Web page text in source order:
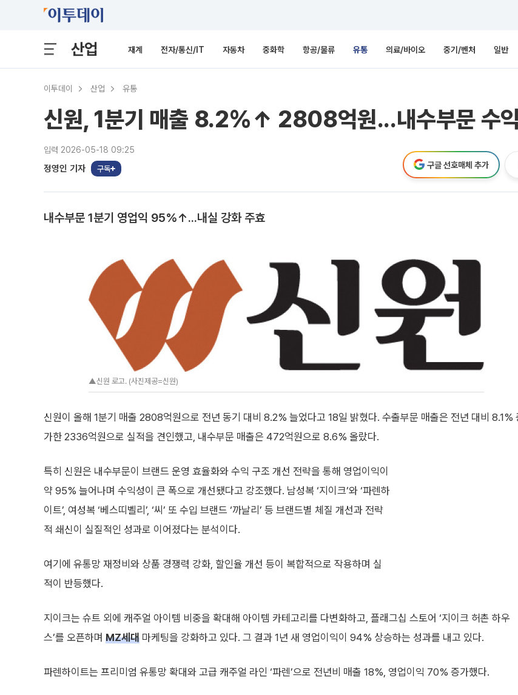
산업 재계 전자/통신/IT 자동차 중화학 항공/물류 유통 의료/바이오 중기/벤처 일반
이투데이 산업 유통
신원, 1분기 매출 8.2%↑ 2808억원...내수부문 수
입력 2026-05-18 09:25
정영인 기자 구독 구글 선호매체 추가
내수부문 1분기 영업익 95%↑...내실 강화 주효
▲신원 로고. (사진제공=신원)
신원이 올해 1분기 매출 2808억원으로 전년 동기 대비 8.2% 늘었다고 18일 밝혔다. 수출부문 매출은 전년 대비 8.1%
가한 2336억원으로 실적을 견인했고, 내수부문 매출은 472억원으로 8.6% 올랐다.
특히 신원은 내수부문이 브랜드 운영 효율화와 수익 구조 개선 전략을 통해 영업이익이
약 95% 늘어나며 수익성이 큰 폭으로 개선됐다고 강조했다. 남성복 ‘지이크’와 ‘파렌하
이트’, 여성복 ‘베스띠벨리’, ‘씨’ 또 수입 브랜드 ‘까날리’ 등 브랜드별 체질 개선과 전략
적 쇄신이 실질적인 성과로 이어졌다는 분석이다.
여기에 유통망 재정비와 상품 경쟁력 강화, 할인율 개선 등이 복합적으로 작용하며 실
적이 반등했다.
지이크는 슈트 외에 캐주얼 아이템 비중을 확대해 아이템 카테고리를 다변화하고, 플래그십 스토어 ‘지이크 허촌 하우
스’를 오픈하며 MZ세대 마케팅을 강화하고 있다. 그 결과 1년 새 영업이익이 94% 상승하는 성과를 내고 있다.
파렌하이트는 프리미엄 유통망 확대와 고급 캐주얼 라인 ‘파렌’으로 전년비 매출 18%, 영업이익 70% 증가했다.